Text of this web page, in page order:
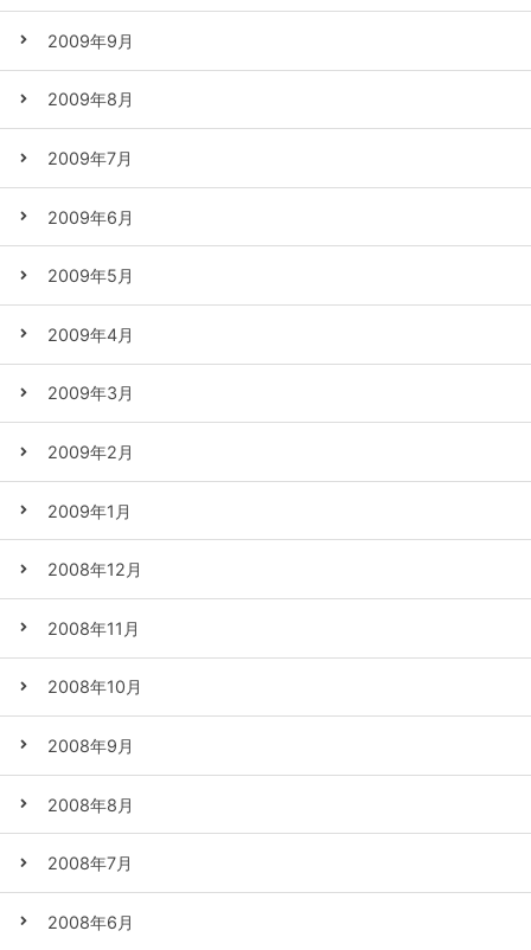
2009年9月
2009年8月
2009年7月
2009年6月
2009年5月
2009年4月
2009年3月
2009年2月
2009年1月
2008年12月
2008年11月
2008年10月
2008年9月
2008年8月
2008年7月
2008年6月